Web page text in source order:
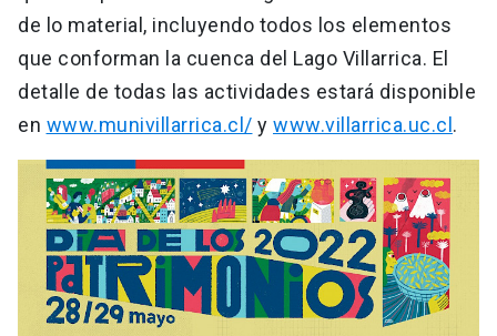
de lo material, incluyendo todos los elementos
que conforman la cuenca del Lago Villarrica. El
detalle de todas las actividades estará disponible
en www.munivillarrica.cl/ y www.villarrica.uc.cl.